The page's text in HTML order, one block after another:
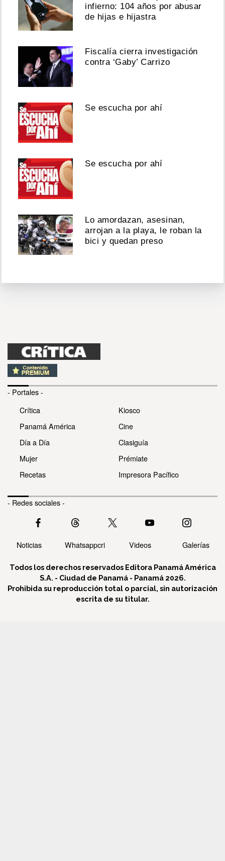
infierno: 104 años por abusar
de hijas e hijastra
Fiscalía cierra investigación
contra ‘Gaby’ Carrizo
Se escucha por ahí
Se escucha por ahí
Lo amordazan, asesinan,
arrojan a la playa, le roban la
bici y quedan preso
- Portales -
Crítica
Panamá América
Día a Día
Mujer
Recetas
Kiosco
Cine
Clasiguía
Prémiate
Impresora Pacífico
- Redes sociales -
Noticias Whatsappcri Videos Galerías
Todos los derechos reservados Editora Panamá América
S.A. - Ciudad de Panamá - Panamá 2026.
Prohibida su reproducción total o parcial, sin autorización
escrita de su titular.